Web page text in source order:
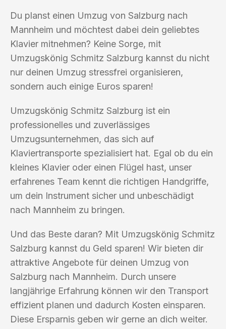
Du planst einen Umzug von Salzburg nach
Mannheim und möchtest dabei dein geliebtes
Klavier mitnehmen? Keine Sorge, mit
Umzugskönig Schmitz Salzburg kannst du nicht
nur deinen Umzug stressfrei organisieren,
sondern auch einige Euros sparen!
Umzugskönig Schmitz Salzburg ist ein
professionelles und zuverlässiges
Umzugsunternehmen, das sich auf
Klaviertransporte spezialisiert hat. Egal ob du ein
kleines Klavier oder einen Flügel hast, unser
erfahrenes Team kennt die richtigen Handgriffe,
um dein Instrument sicher und unbeschädigt
nach Mannheim zu bringen.
Und das Beste daran? Mit Umzugskönig Schmitz
Salzburg kannst du Geld sparen! Wir bieten dir
attraktive Angebote für deinen Umzug von
Salzburg nach Mannheim. Durch unsere
langjährige Erfahrung können wir den Transport
effizient planen und dadurch Kosten einsparen.
Diese Ersparnis geben wir gerne an dich weiter.